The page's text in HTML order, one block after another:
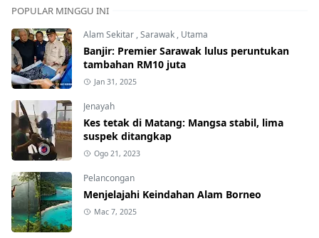
POPULAR MINGGU INI
Alam Sekitar ,Sarawak , Utama
Banjir: Premier Sarawak lulus peruntukan
tambahan RM10 juta
Jan 31, 2025
Jenayah
Kes tetak di Matang: Mangsa stabil, lima
suspek ditangkap
Ogo 21, 2023
Pelancongan
Menjelajahi Keindahan Alam Borneo
Mac 7, 2025